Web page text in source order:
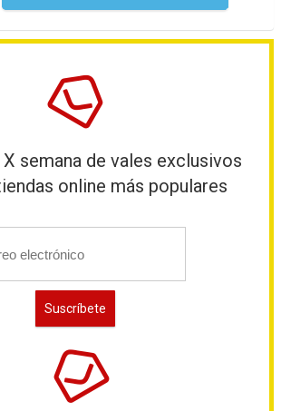
semana de vales exclusivos
online más populares